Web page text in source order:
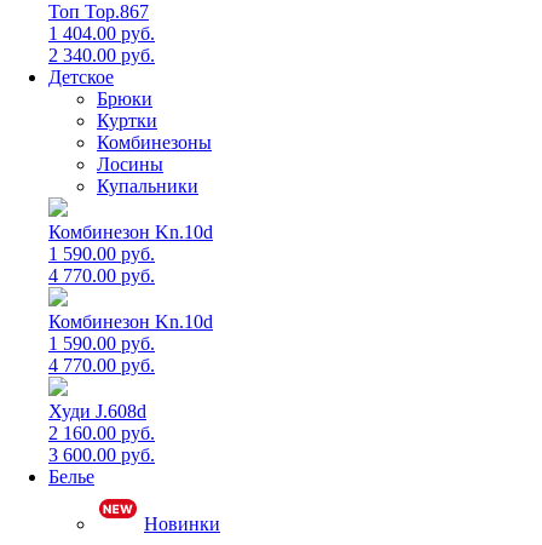
Топ Top.867
1 404.00 руб.
2 340.00 руб.
Детское
Брюки
Куртки
Комбинезоны
Лосины
Купальники
Комбинезон Kn.10d
1 590.00 руб.
4 770.00 руб.
Комбинезон Kn.10d
1 590.00 руб.
4 770.00 руб.
Худи J.608d
2 160.00 руб.
3 600.00 руб.
Белье
Новинки